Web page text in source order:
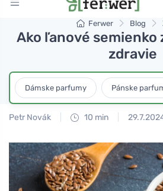
Ferwer Blog
Ako ľanové semienko
zdravie
Dámske parfumy Pánske
Petr Novák 10 min